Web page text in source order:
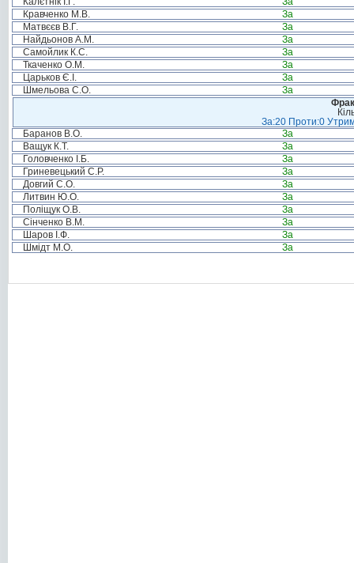
Кравченко М.В.
За
Матвєєв В.Г.
За
Найдьонов А.М.
За
Самойлик К.С.
За
Ткаченко О.М.
За
Царьков Є.І.
За
Шмельова С.О.
За
За:20 Проти:0
Баранов В.О.
За
Ващук К.Т.
За
Головченко І.Б.
За
Гриневецький С.Р.
За
Довгий С.О.
За
Литвин Ю.О.
За
Поліщук О.В.
За
Сінченко В.М.
За
Шаров І.Ф.
За
Шмідт М.О.
За